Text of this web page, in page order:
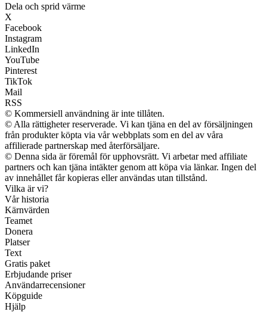
Dela och sprid värme
X
Facebook
Instagram
LinkedIn
YouTube
Pinterest
TikTok
Mail
RSS
© Kommersiell användning är inte tillåten.
© Alla rättigheter reserverade. Vi kan tjäna en del av försäljningen
från produkter köpta via vår webbplats som en del av våra
affilierade partnerskap med återförsäljare.
© Denna sida är föremål för upphovsrätt. Vi arbetar med affiliate
partners och kan tjäna intäkter genom att köpa via länkar. Ingen del
av innehållet får kopieras eller användas utan tillstånd.
Vilka är vi?
Vår historia
Kärnvärden
Teamet
Donera
Platser
Text
Gratis paket
Erbjudande priser
Användarrecensioner
Köpguide
Hjälp